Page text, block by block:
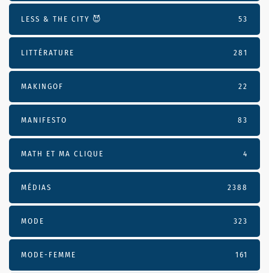
LESS & THE CITY 😈 53
LITTÉRATURE 281
MAKINGOF 22
MANIFESTO 83
MATH ET MA CLIQUE 4
MÉDIAS 2388
MODE 323
MODE-FEMME 161